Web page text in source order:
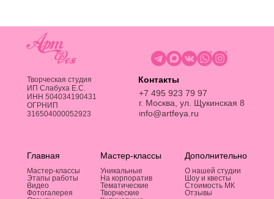
Мастер-классы
Главная
Контакты
Дополнительно
Творческая студия
ИП Слабуха Е.C.
ИНН 504034190431
ОГРНИП
316504000052923
+7 495 923 79 97
г. Москва, ул. Щукинская 8
info@artfeya.ru
Мастер-классы
Этапы работы
Видео
Фотогалерея
О нашей студии
Шоу и квесты
Стоимость МК
Отзывы
Уникальные
На корпоратив
Тематические
Творческие